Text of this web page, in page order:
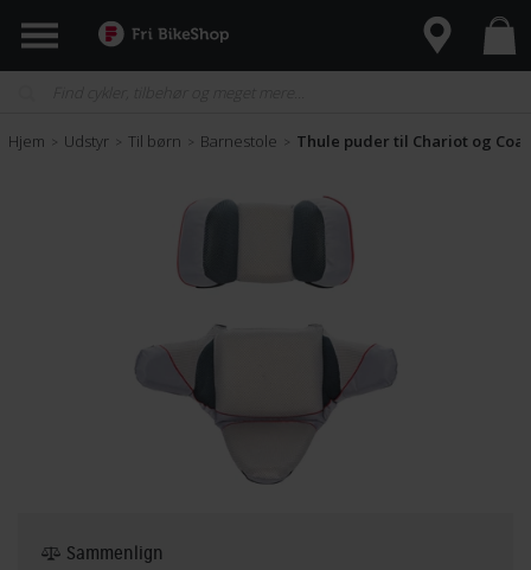
Hjem > Udstyr > Til børn > Barnestole > Thule puder til Chariot og
Sammenlign